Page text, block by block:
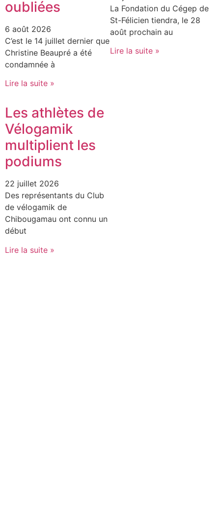
oubliées
6 août 2026
C’est le 14 juillet dernier que
Christine Beaupré a été
condamnée à
Lire la suite »
La Fondation du Cégep de
St-Félicien tiendra, le 28
août prochain au
Lire la suite »
Les athlètes de
Vélogamik
multiplient les
podiums
22 juillet 2026
Des représentants du Club
de vélogamik de
Chibougamau ont connu un
début
Lire la suite »